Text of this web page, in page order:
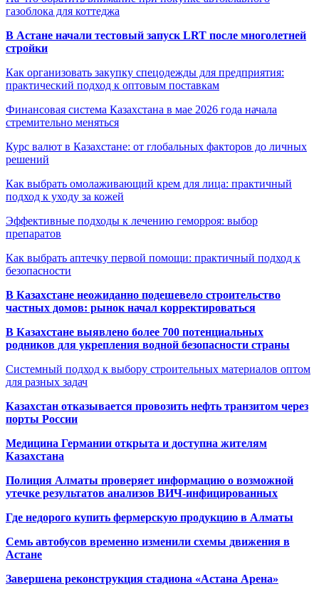
газоблока для коттеджа
В Астане начали тестовый запуск LRT после многолетней
стройки
Как организовать закупку спецодежды для предприятия:
практический подход к оптовым поставкам
Финансовая система Казахстана в мае 2026 года начала
стремительно меняться
Курс валют в Казахстане: от глобальных факторов до личных
решений
Как выбрать омолаживающий крем для лица: практичный
подход к уходу за кожей
Эффективные подходы к лечению геморроя: выбор
препаратов
Как выбрать аптечку первой помощи: практичный подход к
безопасности
В Казахстане неожиданно подешевело строительство
частных домов: рынок начал корректироваться
В Казахстане выявлено более 700 потенциальных
родников для укрепления водной безопасности страны
Системный подход к выбору строительных материалов оптом
для разных задач
Казахстан отказывается провозить нефть транзитом через
порты России
Медицина Германии открыта и доступна жителям
Казахстана
Полиция Алматы проверяет информацию о возможной
утечке результатов анализов ВИЧ-инфицированных
Где недорого купить фермерскую продукцию в Алматы
Семь автобусов временно изменили схемы движения в
Астане
Завершена реконструкция стадиона «Астана Арена»